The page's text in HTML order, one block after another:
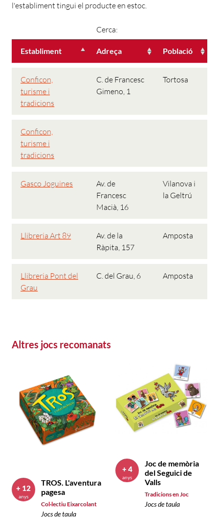
l'establiment tingui el producte en estoc.
Cerca:
Establiment Adreça Població
Conficon,
turisme i
tradicions
C. de Francesc
Gimeno, 1
Tortosa
Conficon,
turisme i
tradicions
Gasco Joguines
Av. de
Francesc
Macià, 16
Vilanova i
la Geltrú
Llibreria Art 89
Av. de la
Ràpita, 157
Amposta
Llibreria Pont del
Grau
C. del Grau, 6 Amposta
Altres jocs recomanats
TROS. L'aventura
pagesa
Col·lectiu Eixarcolant
Jocs de taula
+ 12
anys
Joc de memòria
del Seguici de
Valls
Tradicions en Joc
Jocs de taula
+ 4
anys